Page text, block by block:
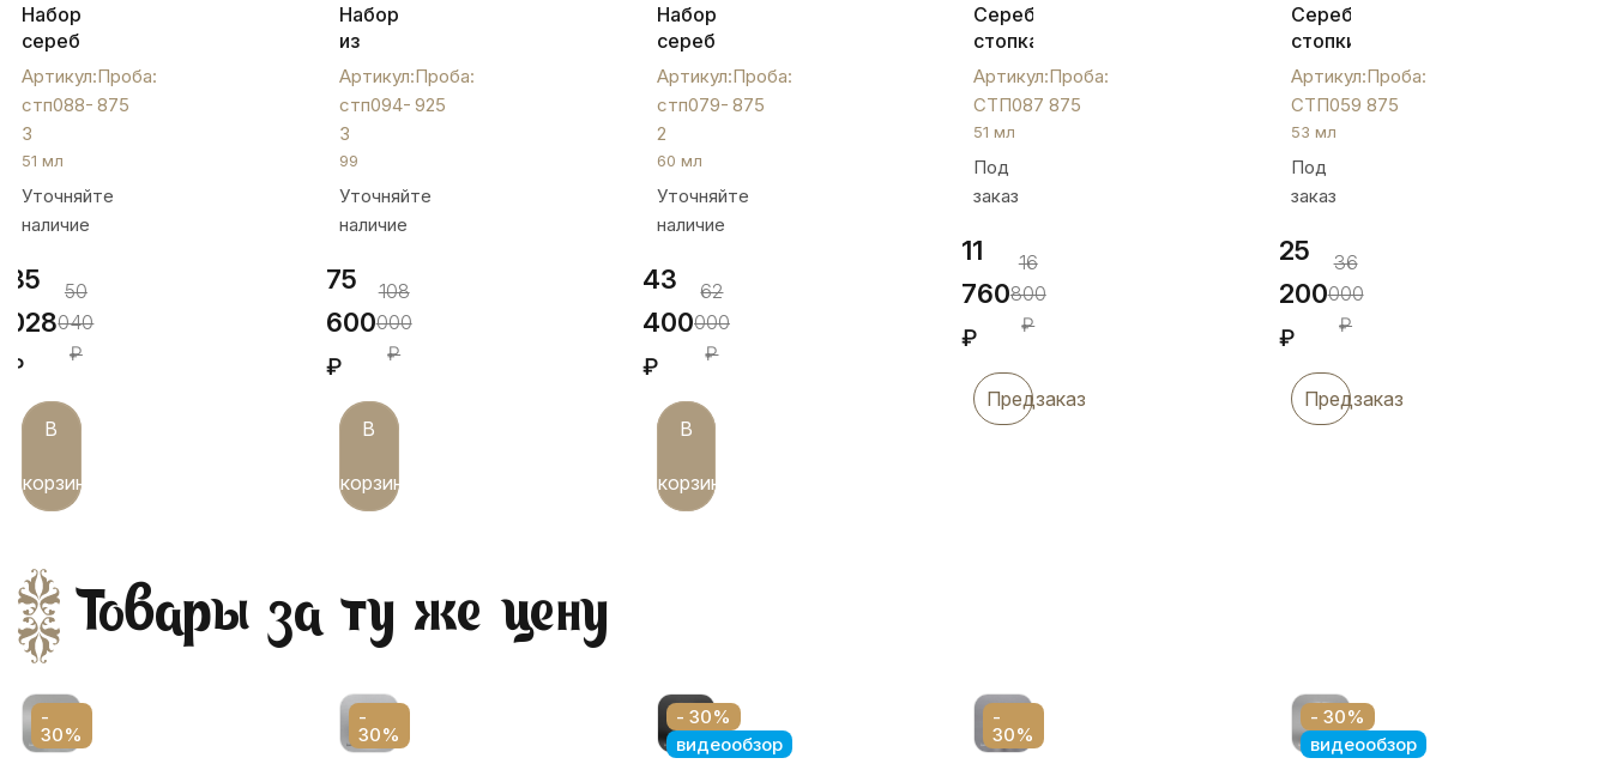
Набор
серебряных
стопок
"На
троих",
стп088-
3
Артикул:
стп088-
3
Проба:
875
51 мл
Уточняйте
наличие
35
028
₽
50
040
₽
В
корзину
Набор
из
трех
серебряных
стопок
"Великан",
стп094-
3
Артикул:
стп094-
3
Проба:
925
99
Уточняйте
наличие
75
600
₽
108
000
₽
В
корзину
Набор
серебряных
стопок
на 60
мл,
стп079-
2
Артикул:
стп079-
2
Проба:
875
60 мл
Уточняйте
наличие
43
400
₽
62
000
₽
В
корзину
Серебряная
стопка
"Оригинал",
СТП087
Артикул:
СТП087
Проба:
875
51 мл
Под
заказ
11
760
₽
16
800
₽
Предзаказ
Серебряные
стопки
с
лазерной
гравировкой,
СТП059
Артикул:
СТП059
Проба:
875
53 мл
Под
заказ
25
200
₽
36
000
₽
Предзаказ
Товары за ту же цену
-
30%
-
30%
- 30%
видеообзор
-
30%
- 30%
видеообзор